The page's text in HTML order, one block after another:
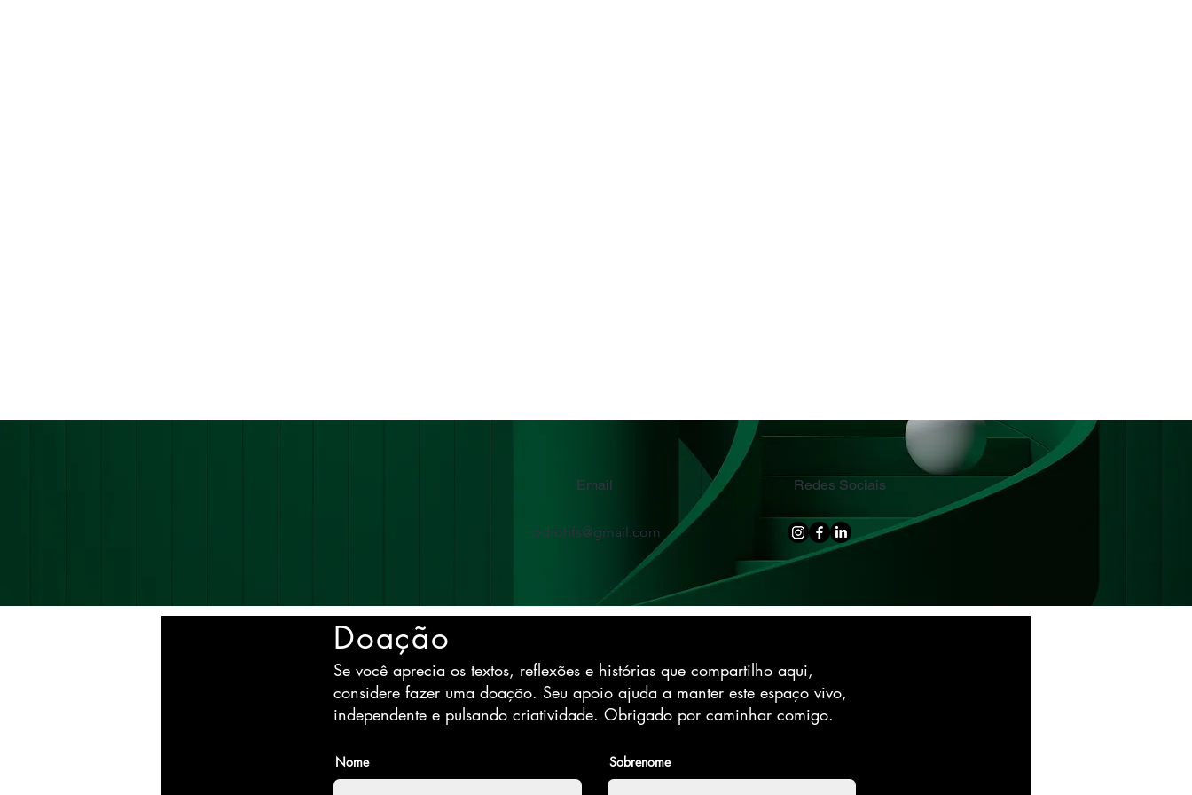
Email
pdrohfs@gmail.com
Redes Sociais
Doação
Se você aprecia os textos, reflexões e histórias que compartilho aqui,
considere fazer uma doação. Seu apoio ajuda a manter este espaço vivo,
independente e pulsando criatividade. Obrigado por caminhar comigo.
Nome Sobrenome